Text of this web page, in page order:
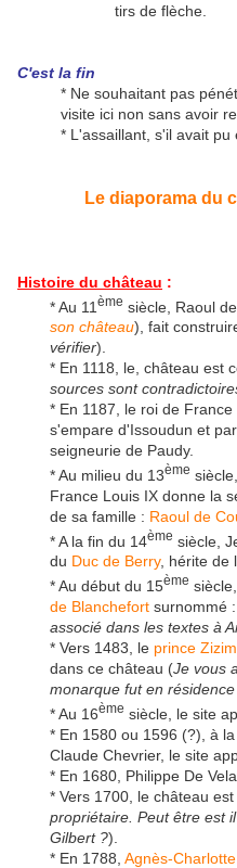
tirs de flèche.
C'est la fin
* Ne souhaitant pas
visite ici non sans avoir
* L'assaillant, s'il avait pu
Le diaporama du
Histoire du château :
* Au 11 ème siècle, Raoul
son château), fait
vérifier).
* En 1118, le, château est
sources sont
* En 1187, le roi de
s'empare d'Issoudun et
seigneurie de Paudy.
* Au milieu du 13ème
France Louis IX donne la
de sa famille : Raoul de
* A la fin du 14ème siècle,
du Duc de Berry, hérite de
* Au début du 15ème
de Blanchefort surnommé :
associé dans les textes à
* Vers 1483, le prince Zizim
dans ce château (Je vous
monarque fut en
* Au 16ème siècle, le site
* En 1580 ou 1596 (?), à
Claude Chevrier, le site
* En 1680, Philippe De
* Vers 1700, le château
propriétaire. Peut être est
Gilbert ?).
* En 1788, Agnès-